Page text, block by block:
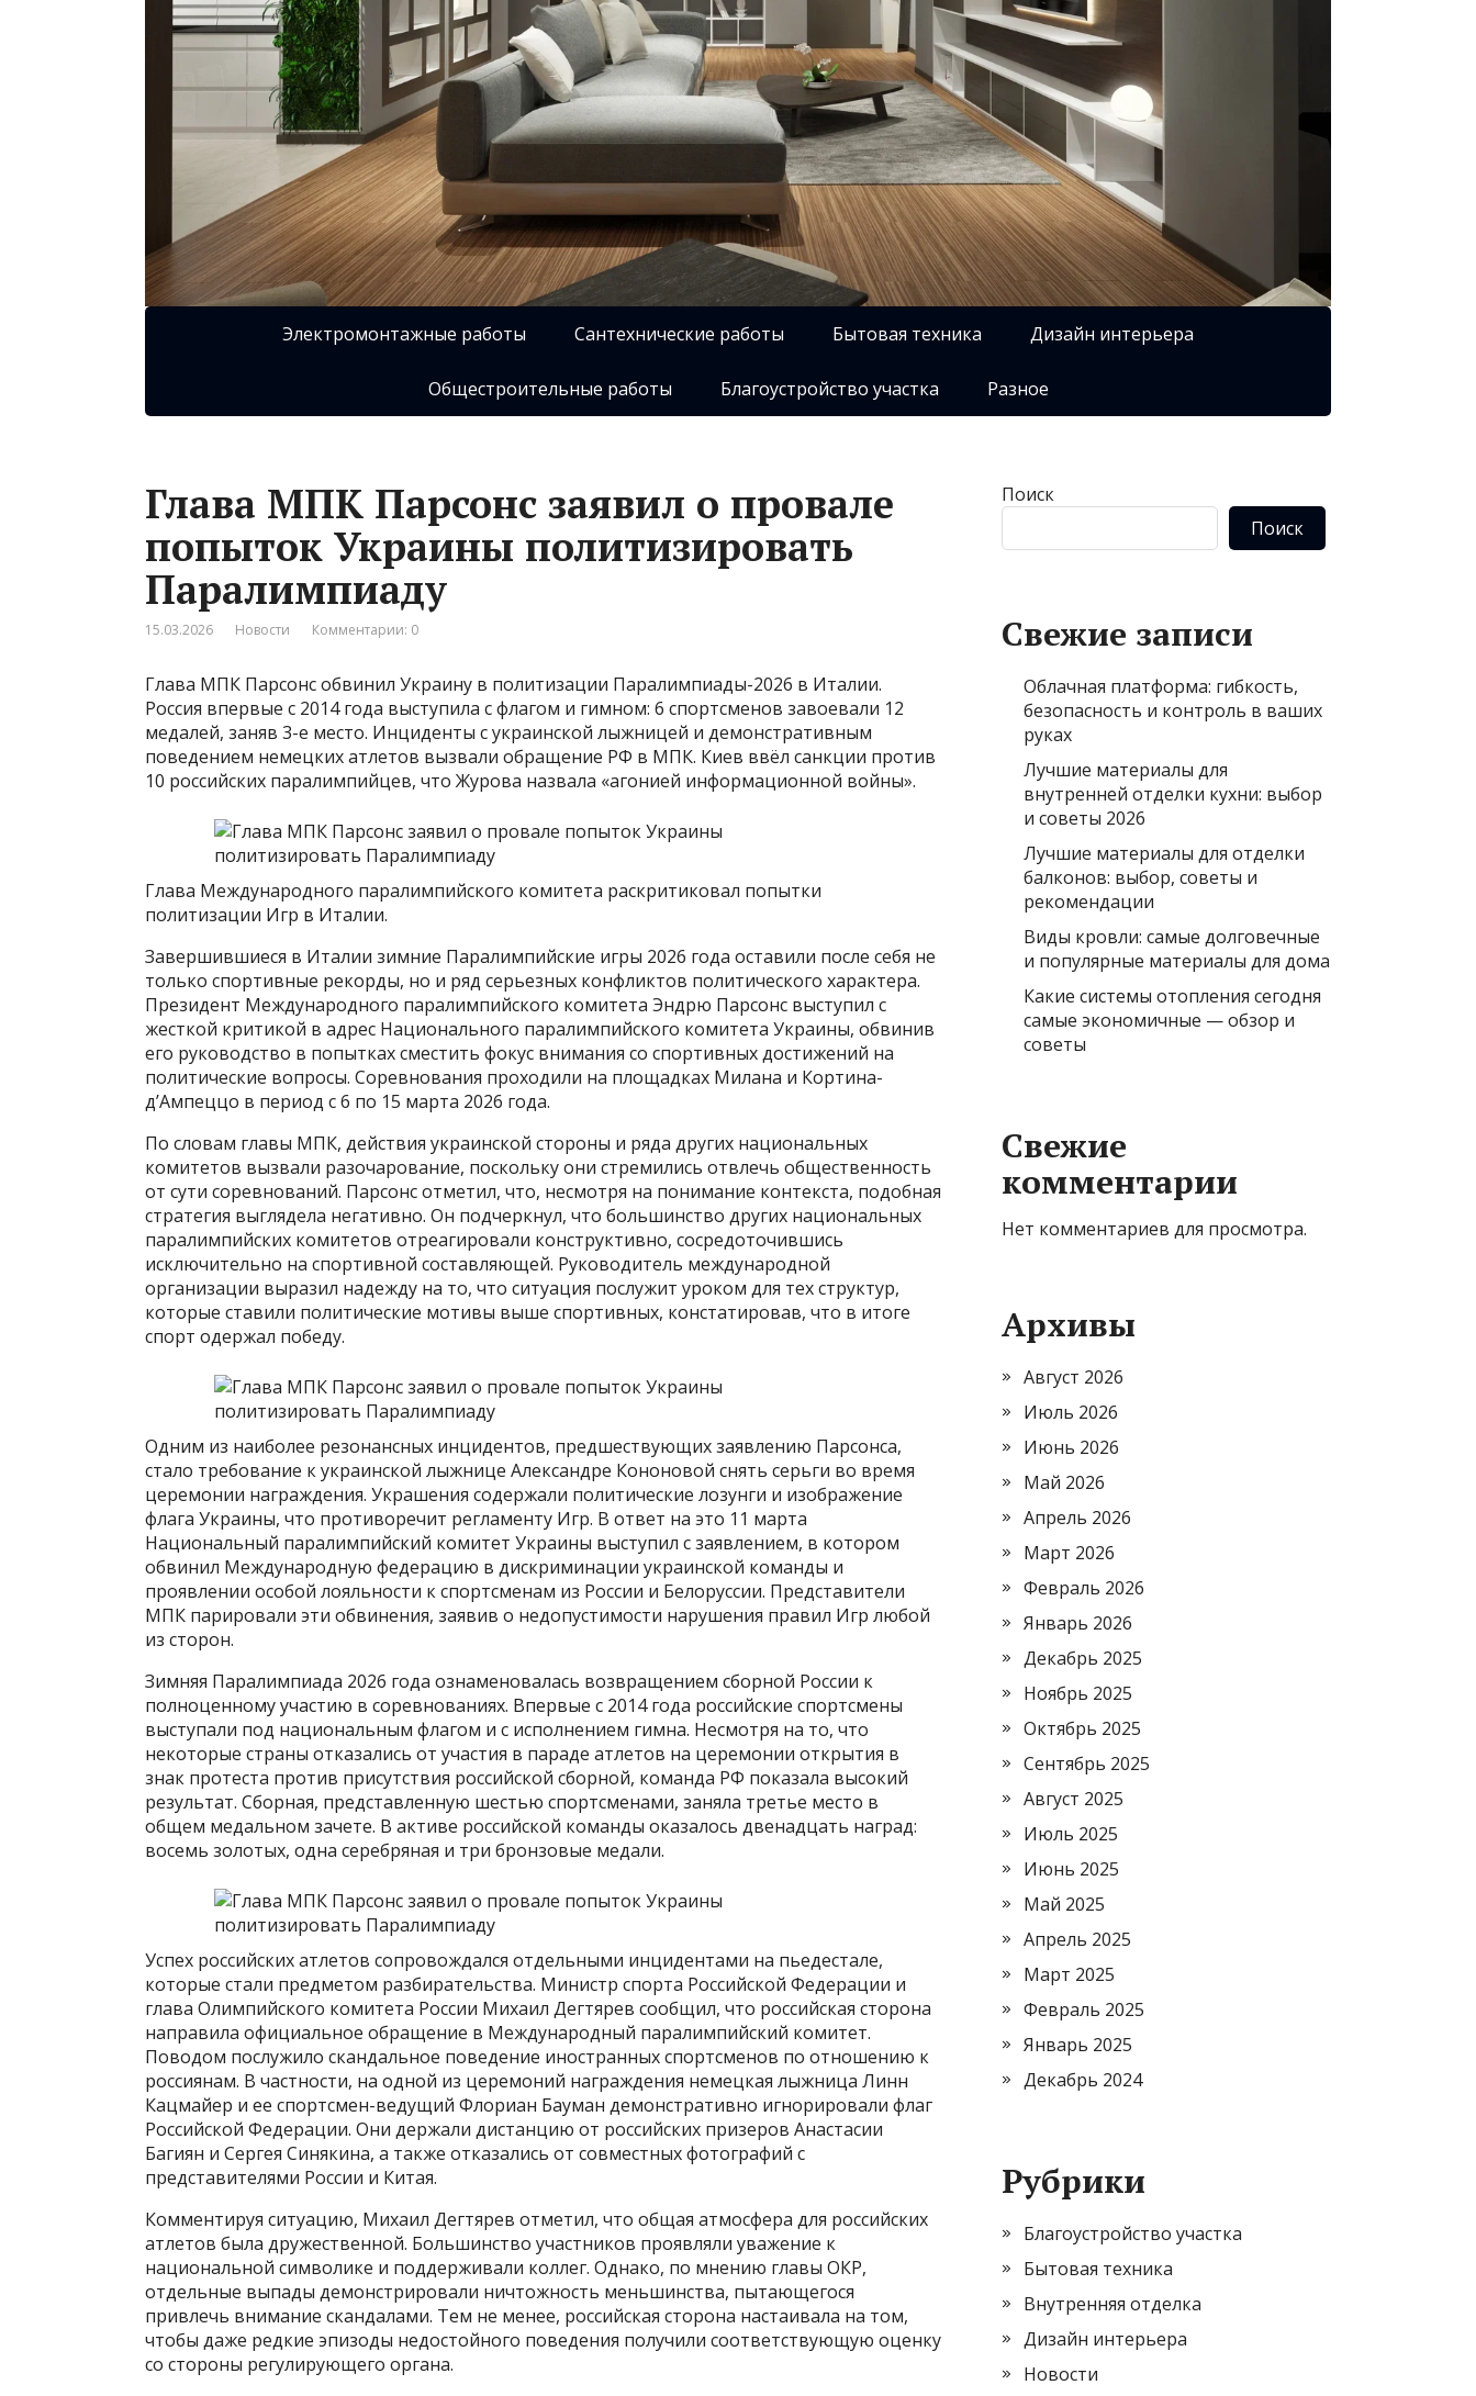
Электромонтажные работы Сантехнические работы Бытовая техника Дизайн интерьера
Общестроительные работы Благоустройство участка Разное
Глава МПК Парсонс заявил о провале
попыток Украины политизировать
Паралимпиаду
15.03.2026 Новости Комментарии: 0
Глава МПК Парсонс обвинил Украину в политизации Паралимпиады-2026 в Италии.
Россия впервые с 2014 года выступила с флагом и гимном: 6 спортсменов завоевали 12
медалей, заняв 3-е место. Инциденты с украинской лыжницей и демонстративным
поведением немецких атлетов вызвали обращение РФ в МПК. Киев ввёл санкции против
10 российских паралимпийцев, что Журова назвала «агонией информационной войны».
Глава Международного паралимпийского комитета раскритиковал попытки
политизации Игр в Италии.
Завершившиеся в Италии зимние Паралимпийские игры 2026 года оставили после себя не
только спортивные рекорды, но и ряд серьезных конфликтов политического характера.
Президент Международного паралимпийского комитета Эндрю Парсонс выступил с
жесткой критикой в адрес Национального паралимпийского комитета Украины, обвинив
его руководство в попытках сместить фокус внимания со спортивных достижений на
политические вопросы. Соревнования проходили на площадках Милана и Кортина-
д’Ампеццо в период с 6 по 15 марта 2026 года.
По словам главы МПК, действия украинской стороны и ряда других национальных
комитетов вызвали разочарование, поскольку они стремились отвлечь общественность
от сути соревнований. Парсонс отметил, что, несмотря на понимание контекста, подобная
стратегия выглядела негативно. Он подчеркнул, что большинство других национальных
паралимпийских комитетов отреагировали конструктивно, сосредоточившись
исключительно на спортивной составляющей. Руководитель международной
организации выразил надежду на то, что ситуация послужит уроком для тех структур,
которые ставили политические мотивы выше спортивных, констатировав, что в итоге
спорт одержал победу.
Одним из наиболее резонансных инцидентов, предшествующих заявлению Парсонса,
стало требование к украинской лыжнице Александре Кононовой снять серьги во время
церемонии награждения. Украшения содержали политические лозунги и изображение
флага Украины, что противоречит регламенту Игр. В ответ на это 11 марта
Национальный паралимпийский комитет Украины выступил с заявлением, в котором
обвинил Международную федерацию в дискриминации украинской команды и
проявлении особой лояльности к спортсменам из России и Белоруссии. Представители
МПК парировали эти обвинения, заявив о недопустимости нарушения правил Игр любой
из сторон.
Зимняя Паралимпиада 2026 года ознаменовалась возвращением сборной России к
полноценному участию в соревнованиях. Впервые с 2014 года российские спортсмены
выступали под национальным флагом и с исполнением гимна. Несмотря на то, что
некоторые страны отказались от участия в параде атлетов на церемонии открытия в
знак протеста против присутствия российской сборной, команда РФ показала высокий
результат. Сборная, представленную шестью спортсменами, заняла третье место в
общем медальном зачете. В активе российской команды оказалось двенадцать наград:
восемь золотых, одна серебряная и три бронзовые медали.
Успех российских атлетов сопровождался отдельными инцидентами на пьедестале,
которые стали предметом разбирательства. Министр спорта Российской Федерации и
глава Олимпийского комитета России Михаил Дегтярев сообщил, что российская сторона
направила официальное обращение в Международный паралимпийский комитет.
Поводом послужило скандальное поведение иностранных спортсменов по отношению к
россиянам. В частности, на одной из церемоний награждения немецкая лыжница Линн
Кацмайер и ее спортсмен-ведущий Флориан Бауман демонстративно игнорировали флаг
Российской Федерации. Они держали дистанцию от российских призеров Анастасии
Багиян и Сергея Синякина, а также отказались от совместных фотографий с
представителями России и Китая.
Комментируя ситуацию, Михаил Дегтярев отметил, что общая атмосфера для российских
атлетов была дружественной. Большинство участников проявляли уважение к
национальной символике и поддерживали коллег. Однако, по мнению главы ОКР,
отдельные выпады демонстрировали ничтожность меньшинства, пытающегося
привлечь внимание скандалами. Тем не менее, российская сторона настаивала на том,
чтобы даже редкие эпизоды недостойного поведения получили соответствующую оценку
со стороны регулирующего органа.
Поиск
Поиск
Свежие записи
Облачная платформа: гибкость,
безопасность и контроль в ваших
руках
Лучшие материалы для
внутренней отделки кухни: выбор
и советы 2026
Лучшие материалы для отделки
балконов: выбор, советы и
рекомендации
Виды кровли: самые долговечные
и популярные материалы для дома
Какие системы отопления сегодня
самые экономичные — обзор и
советы
Свежие
комментарии
Нет комментариев для просмотра.
Архивы
Август 2026
Июль 2026
Июнь 2026
Май 2026
Апрель 2026
Март 2026
Февраль 2026
Январь 2026
Декабрь 2025
Ноябрь 2025
Октябрь 2025
Сентябрь 2025
Август 2025
Июль 2025
Июнь 2025
Май 2025
Апрель 2025
Март 2025
Февраль 2025
Январь 2025
Декабрь 2024
Рубрики
Благоустройство участка
Бытовая техника
Внутренняя отделка
Дизайн интерьера
Новости